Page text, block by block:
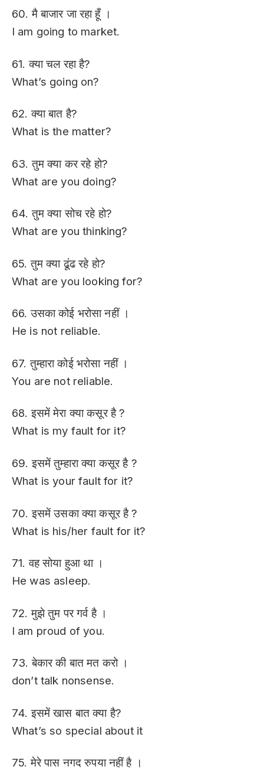
60. मै बाजार जा रहा हूँ ।
I am going to market.
61. क्या चल रहा है?
What’s going on?
62. क्या बात है?
What is the matter?
63. तुम क्या कर रहे हो?
What are you doing?
64. तुम क्या सोच रहे हो?
What are you thinking?
65. तुम क्या ढूंढ रहे हो?
What are you looking for?
66. उसका कोई भरोसा नहीं ।
He is not reliable.
67. तुम्हारा कोई भरोसा नहीं ।
You are not reliable.
68. इसमें मेरा क्या कसूर है ?
What is my fault for it?
69. इसमें तुम्हारा क्या कसूर है ?
What is your fault for it?
70. इसमें उसका क्या कसूर है ?
What is his/her fault for it?
71. वह सोया हुआ था ।
He was asleep.
72. मुझे तुम पर गर्व है ।
I am proud of you.
73. बेकार की बात मत करो ।
don’t talk nonsense.
74. इसमें खास बात क्या है?
What’s so special about it
75. मेरे पास नगद रुपया नहीं है ।